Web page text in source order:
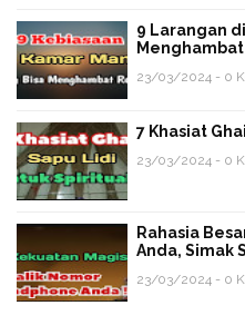
9 Larangan
23/03/2024 - 0
7 Khasiat
23/03/2024 - 0
Rahasia
Anda, Simak
23/03/2024 - 0